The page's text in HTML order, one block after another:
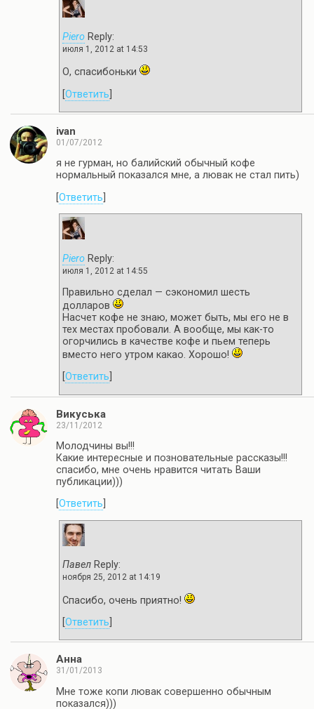
Piero Reply:
июля 1, 2012 at 14:53
О, спасибоньки
Ответить
ivan
01/07/2012
я не гурман, но балийский обычный кофе
нормальный показался мне, а лювак не стал пить)
Ответить
Piero Reply:
июля 1, 2012 at 14:55
Правильно сделал — сэкономил шесть
долларов
Насчет кофе не знаю, может быть, мы его не в
тех местах пробовали. А вообще, мы как-то
огорчились в качестве кофе и пьем теперь
вместо него утром какао. Хорошо!
Ответить
Викуська
23/11/2012
Молодчины вы!!!
Какие интересные и позновательные рассказы!!!
спасибо, мне очень нравится читать Ваши
публикации)))
Ответить
Павел Reply:
ноября 25, 2012 at 14:19
Спасибо, очень приятно!
Ответить
Анна
31/01/2013
Мне тоже копи лювак совершенно обычным
показался)))